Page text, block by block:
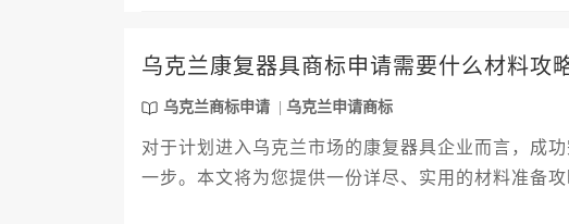
乌克兰康复器具商标申请需要什么材料攻
乌克兰商标申请 乌克兰申请商标
对于计划进入乌克兰市场的康复器具企业而言，成
一步。本文将为您提供一份详尽、实用的材料准备